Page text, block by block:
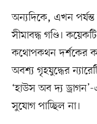
অন্যদিকে, এখন
সীমাবদ্ধ গণ্ডি।
কথোপকথন দর্শকের
অবশ্য গৃহযুদ্ধের
‘হাউস অব দ্য
সুযোগ পাচ্ছিল না।